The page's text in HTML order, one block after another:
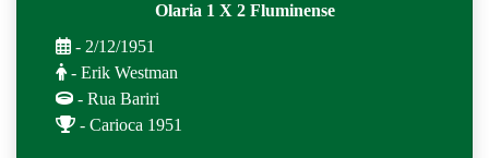
Olaria 1 X 2 Fluminense
- 2/12/1951
- Erik Westman
- Rua Bariri
- Carioca 1951